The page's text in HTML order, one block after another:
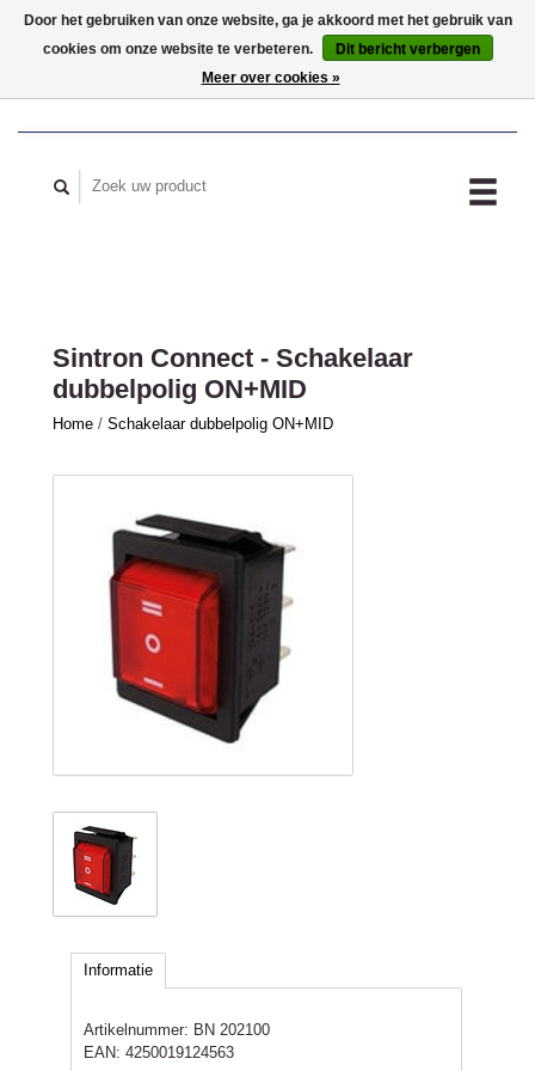
MIJN ACCOUNT
Sintron Connect - Schakelaar
dubbelpolig ON+MID
Home / Schakelaar dubbelpolig ON+MID
Informatie
Artikelnummer: BN 202100
EAN: 4250019124563
Door het gebruiken van onze website, ga je akkoord met het gebruik van
cookies om onze website te verbeteren.
Dit bericht verbergen
Meer over cookies »